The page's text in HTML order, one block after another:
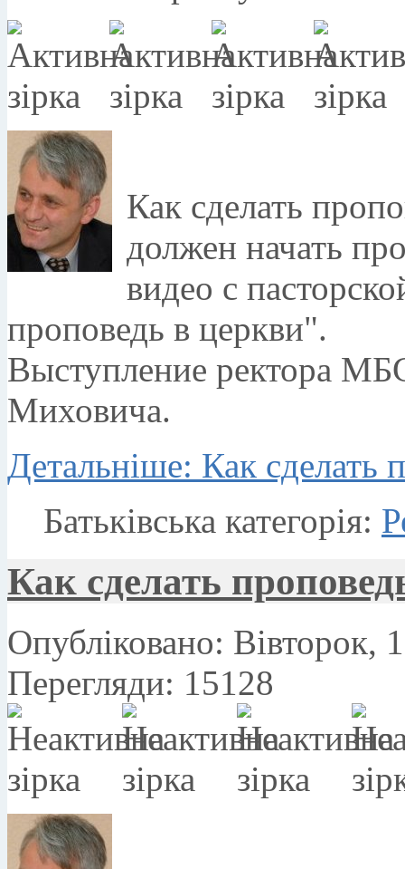
Как сделать
должен начать
видео с
проповедь в церкви".
Выступление ректора
Миховича.
Детальніше: Как сделать
Батьківська категорія:
Как сделать
Опубліковано: Вівторок,
Перегляди: 15128